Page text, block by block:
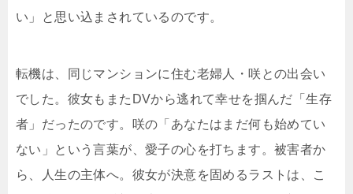
い」と思い込まされているのです。
転機は、同じマンションに住む老婦人・咲との出会い
でした。彼女もまたDVから逃れて幸せを掴んだ「生存
者」だったのです。咲の「あなたはまだ何も始めてい
ない」という言葉が、愛子の心を打ちます。被害者か
ら、人生の主体へ。彼女が決意を固めるラストは、こ